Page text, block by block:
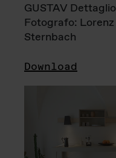
GUSTAV Dettaglio
Fotografo: Lorenz
Sternbach
Download